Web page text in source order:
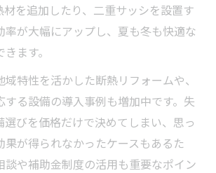
材を追加したり、二重サッシを設置す
率が大幅にアップし、夏も冬も快適な
ます。
特性を活かした断熱リフォームや、
する設備の導入事例も増加中です。失
選びを価格だけで決めてしまい、思っ
果が得られなかったケースもあるた
談や補助金制度の活用も重要なポイン